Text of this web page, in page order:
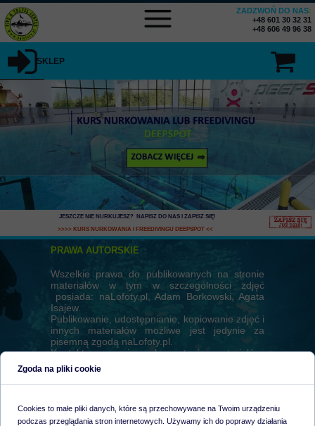
SKLEP
ZADZWOŃ DO NAS:
+48 601 30 32 31
+48 606 49 96 38
JESZCZE NIE NURKUJESZ? NAPISZ DO NAS I ZAPISZ SIĘ!
>>>> KURS NURKOWANIA I FREEDIVINGU DEEPSPOT<<
PRAWA AUTORSKIE
Wszelkie prawa do publikowanych na stronie
materiałów w tym w szczególności zdjęć
posiada: naLofoty.pl, Adam Borkowski, Agata
Isajew.
​Publikowanie, udostępnianie, kopiowanie zdjęć i
innych materiałów możliwe jest jedynie za
pisemną zgodą naLofoty.pl.
Kontakt sprawie wykorzystania materiałów:
Napisz do nas @
Zgoda na pliki cookie
Cookies to małe pliki danych, które są przechowywane na Twoim urządzeniu
podczas przeglądania stron internetowych. Używamy ich do poprawy działania